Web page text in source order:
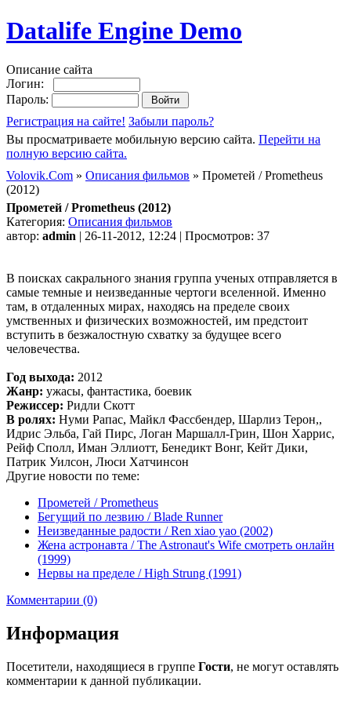
Datalife Engine Demo
Описание сайта
Логин:
Пароль:
Регистрация на сайте! Забыли пароль?
Вы просматриваете мобильную версию сайта. Перейти на
полную версию сайта.
Volovik.Com » Описания фильмов » Прометей / Prometheus
(2012)
Прометей / Prometheus (2012)
Категория: Описания фильмов
автор: admin | 26-11-2012, 12:24 | Просмотров: 37
В поисках сакрального знания группа ученых отправляется в
самые темные и неизведанные чертоги вселенной. Именно
там, в отдаленных мирах, находясь на пределе своих
умственных и физических возможностей, им предстоит
вступить в безжалостную схватку за будущее всего
человечества.
Год выхода: 2012
Жанр: ужасы, фантастика, боевик
Режиссер: Ридли Скотт
В ролях: Нуми Рапас, Майкл Фассбендер, Шарлиз Терон,,
Идрис Эльба, Гай Пирс, Логан Маршалл-Грин, Шон Харрис,
Рейф Сполл, Иман Эллиотт, Бенедикт Вонг, Кейт Дики,
Патрик Уилсон, Люси Хатчинсон
Другие новости по теме:
Прометей / Prometheus
Бегущий по лезвию / Blade Runner
Неизведанные радости / Ren xiao yao (2002)
Жена астронавта / The Astronaut's Wife смотреть онлайн
(1999)
Нервы на пределе / High Strung (1991)
Комментарии (0)
Информация
Посетители, находящиеся в группе Гости, не могут оставлять
комментарии к данной публикации.